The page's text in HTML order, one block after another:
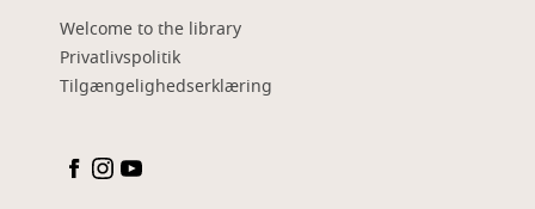
Welcome to the library
Privatlivspolitik
Tilgængelighedserklæring